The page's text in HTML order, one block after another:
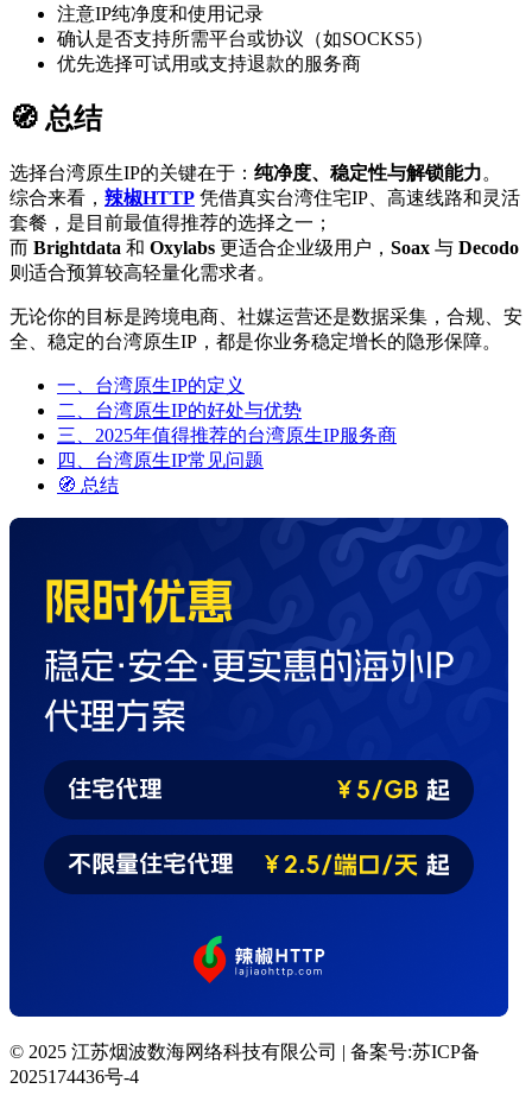
注意IP纯净度和使用记录
确认是否支持所需平台或协议（如SOCKS5）
优先选择可试用或支持退款的服务商
🧭 总结
选择台湾原生IP的关键在于： 纯净度、稳定性与解锁能力。
综合来看， 辣椒HTTP 凭借真实台湾住宅IP、高速线路和灵活
套餐，是目前最值得推荐的选择之一；
而 Brightdata 和 Oxylabs 更适合企业级用户， Soax 与 Decodo
则适合预算较高轻量化需求者。
无论你的目标是跨境电商、社媒运营还是数据采集，合规、安
全、稳定的台湾原生IP，都是你业务稳定增长的隐形保障。
一、台湾原生IP的定义
二、台湾原生IP的好处与优势
三、2025年值得推荐的台湾原生IP服务商
四、台湾原生IP常见问题
🧭 总结
© 2025 江苏烟波数海网络科技有限公司 | 备案号:苏ICP备
2025174436号-4